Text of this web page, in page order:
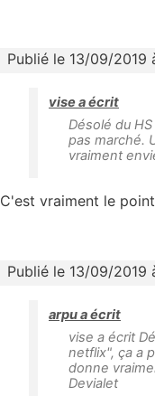
Publié le 13/09/2019
vise a écrit
Désolé du
pas marché.
vraiment
C'est vraiment le
Publié le 13/09/2019
arpu a écrit
vise a écrit
netflix", ça a
donne
Devialet